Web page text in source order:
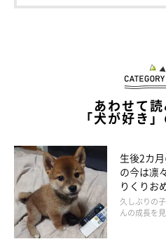
登場人
あわせて読
「犬が好き
生後2カ
の今は凛
りくりお
久しぶりの
んの成長を